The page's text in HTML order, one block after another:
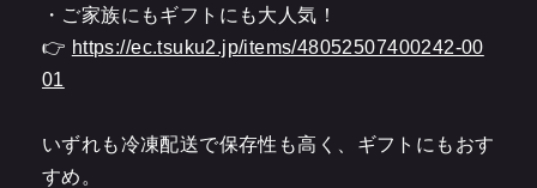
・ご家族にもギフトにも大人気！
👉 https://ec.tsuku2.jp/items/48052507400242-00
01
いずれも冷凍配送で保存性も高く、ギフトにもおす
すめ。